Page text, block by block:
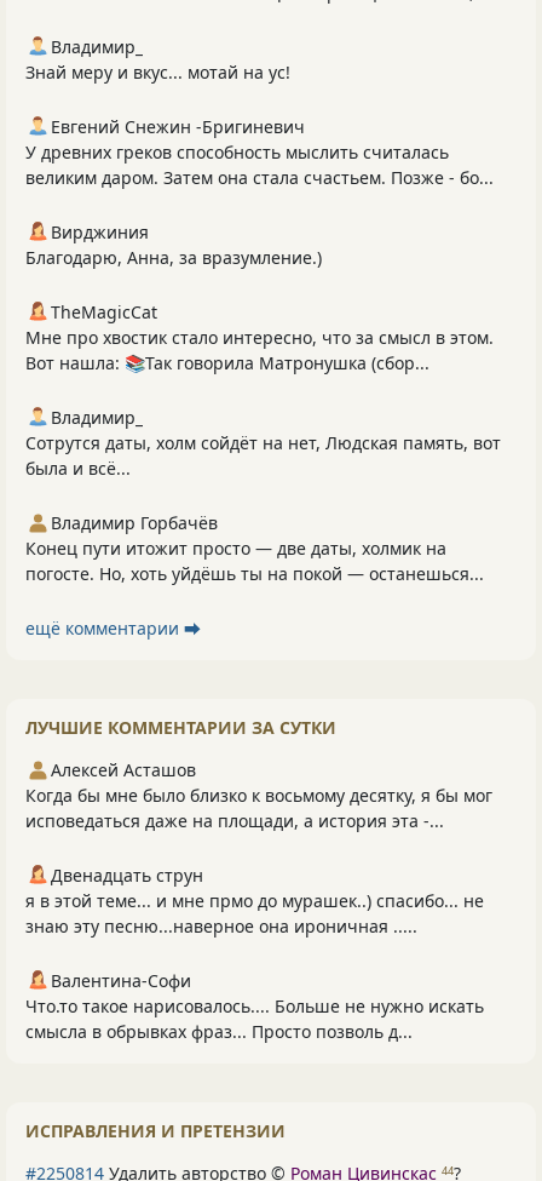
Владимир_
Знай меру и вкус... мотай на ус!
Евгений Снежин -Бригиневич
У древних греков способность мыслить считалась
великим даром. Затем она стала счастьем. Позже - бо...
Вирджиния
Благодарю, Анна, за вразумление.)
TheMagicCat
Мне про хвостик стало интересно, что за смысл в этом.
Вот нашла: 📚Так говорила Матронушка (сбор...
Владимир_
Сотрутся даты, холм сойдёт на нет, Людская память, вот
была и всё...
Владимир Горбачёв
Конец пути итожит просто — две даты, холмик на
погосте. Но, хоть уйдёшь ты на покой — останешься...
ещё комментарии ⮕
ЛУЧШИЕ КОММЕНТАРИИ ЗА СУТКИ
Алексей Асташов
Когда бы мне было близко к восьмому десятку, я бы мог
исповедаться даже на площади, а история эта -...
Двенадцать струн
я в этой теме... и мне прмо до мурашек..) спасибо... не
знаю эту песню...наверное она ироничная .....
Валентина-Софи
Что.то такое нарисовалось.... Больше не нужно искать
смысла в обрывках фраз... Просто позволь д...
ИСПРАВЛЕНИЯ И ПРЕТЕНЗИИ
#2250814 Удалить авторство © Роман Цивинскас 44?